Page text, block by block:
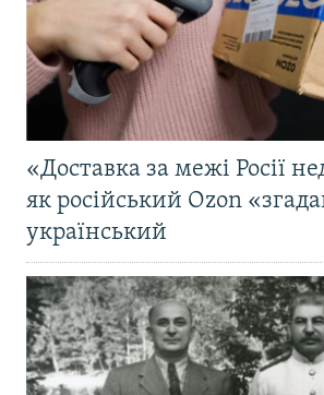
«Доставка за межі Росії
як російський Ozon
український